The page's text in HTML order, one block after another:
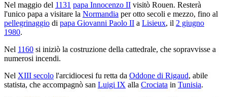
Nel maggio del 1131 papa Innocenzo II visitò Rouen. Resterà
l'unico papa a visitare la Normandia per otto secoli e mezzo, fino al
pellegrinaggio di papa Giovanni Paolo II a Lisieux, il 2 giugno
1980.
Nel 1160 si iniziò la costruzione della cattedrale, che sopravvisse a
numerosi incendi.
Nel XIII secolo l'arcidiocesi fu retta da Oddone di Rigaud, abile
statista, che accompagnò san Luigi IX alla Crociata in Tunisia.